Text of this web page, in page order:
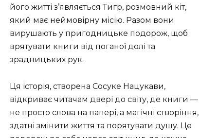
його житті з’являється Тигр, розмовний кіт,
який має неймовірну місію. Разом вони
вирушають у пригодницьке подорож, щоб
врятувати книги від поганої долі та
зрадницьких рук.
Ця історія, створена Сосуке Нацукави,
відкриває читачам двері до світу, де книги —
не просто слова на папері, а магічні створіння,
здатні змінити життя та порятувати душу. Це